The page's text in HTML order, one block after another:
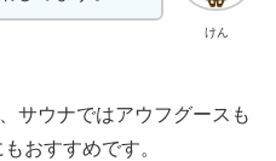
けん
サウナではアウフグースも
おすすめです。